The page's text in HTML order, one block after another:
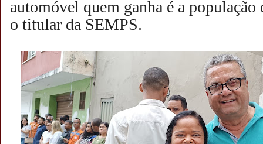
automóvel quem ganha é a
o titular da SEMPS.